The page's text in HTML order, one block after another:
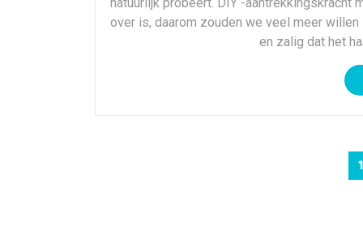
over is, daarom zouden we veel meer
en zalig dat het
1